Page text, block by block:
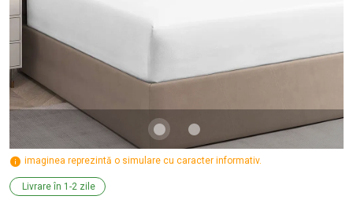
imaginea reprezintă o simulare cu caracter informativ.
Livrare în 1-2 zile